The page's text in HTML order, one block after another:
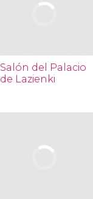
Salón del Palacio
de Lazienki